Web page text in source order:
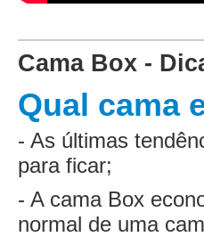
Cama Box -
Qual cama
- As últimas
para ficar;
- A cama Box
normal de uma